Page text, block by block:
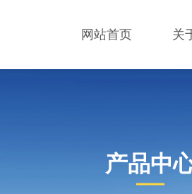
网站首页 关
产品中